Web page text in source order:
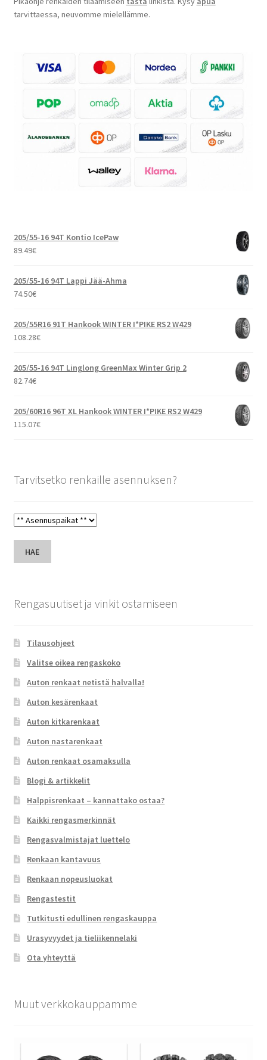
tarvittaessa, neuvomme mielellämme.
205/55-16 94T Kontio IcePaw
89.49€
205/55-16 94T Lappi Jää-Ahma
74.50€
205/55R16 91T Hankook WINTER I*PIKE RS2 W429
108.28€
205/55-16 94T Linglong GreenMax Winter Grip 2
82.74€
205/60R16 96T XL Hankook WINTER I*PIKE RS2 W429
115.07€
Tarvitsetko renkaille asennuksen?
HAE
Rengasuutiset ja vinkit ostamiseen
Tilausohjeet
Valitse oikea rengaskoko
Auton renkaat netistä halvalla!
Auton kesärenkaat
Auton kitkarenkaat
Auton nastarenkaat
Auton renkaat osamaksulla
Blogi & artikkelit
Halppisrenkaat – kannattako ostaa?
Kaikki rengasmerkinnät
Rengasvalmistajat luettelo
Renkaan kantavuus
Renkaan nopeusluokat
Rengastestit
Tutkitusti edullinen rengaskauppa
Urasyvyydet ja tieliikennelaki
Ota yhteyttä
Muut verkkokauppamme